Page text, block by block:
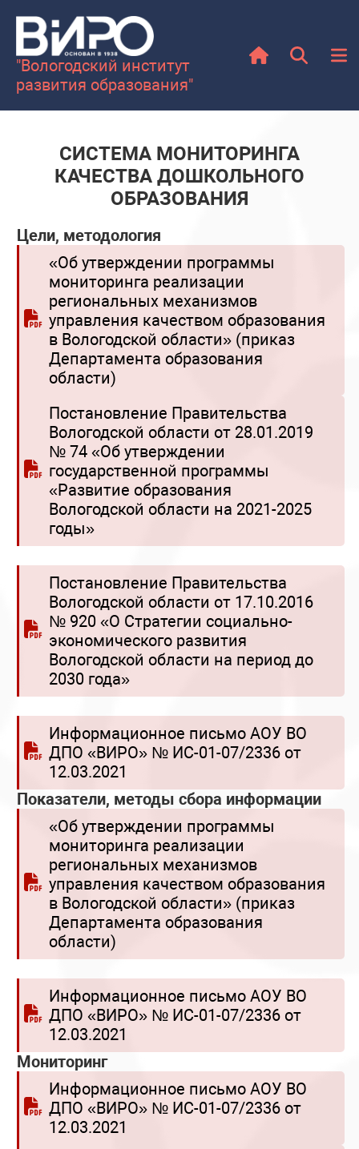
"Вологодский институт
развития образования"
СИСТЕМА МОНИТОРИНГА
КАЧЕСТВА ДОШКОЛЬНОГО
ОБРАЗОВАНИЯ
Цели, методология
«Об утверждении программы
мониторинга реализации
региональных механизмов
управления качеством образования
в Вологодской области» (приказ
Департамента образования
области)
Постановление Правительства
Вологодской области от 28.01.2019
№ 74 «Об утверждении
государственной программы
«Развитие образования
Вологодской области на 2021-2025
годы»
Постановление Правительства
Вологодской области от 17.10.2016
№ 920 «О Стратегии социально-
экономического развития
Вологодской области на период до
2030 года»
Информационное письмо АОУ ВО
ДПО «ВИРО» № ИС-01-07/2336 от
12.03.2021
Показатели, методы сбора информации
«Об утверждении программы
мониторинга реализации
региональных механизмов
управления качеством образования
в Вологодской области» (приказ
Департамента образования
области)
Информационное письмо АОУ ВО
ДПО «ВИРО» № ИС-01-07/2336 от
12.03.2021
Мониторинг
Информационное письмо АОУ ВО
ДПО «ВИРО» № ИС-01-07/2336 от
12.03.2021